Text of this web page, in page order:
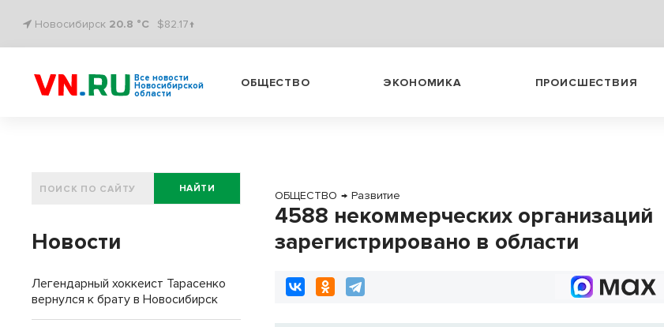
Новосибирск 20.8 °C $82.17↑
Все новости
Новосибирской
области
ОБЩЕСТВО ЭКОНОМИКА ПРОИСШЕСТВИЯ
ОБЩЕСТВО → Развитие
4588 некоммерческих организаций
зарегистрировано в области
НАЙТИ
Новости
Легендарный хоккеист Тарасенко
вернулся к брату в Новосибирск